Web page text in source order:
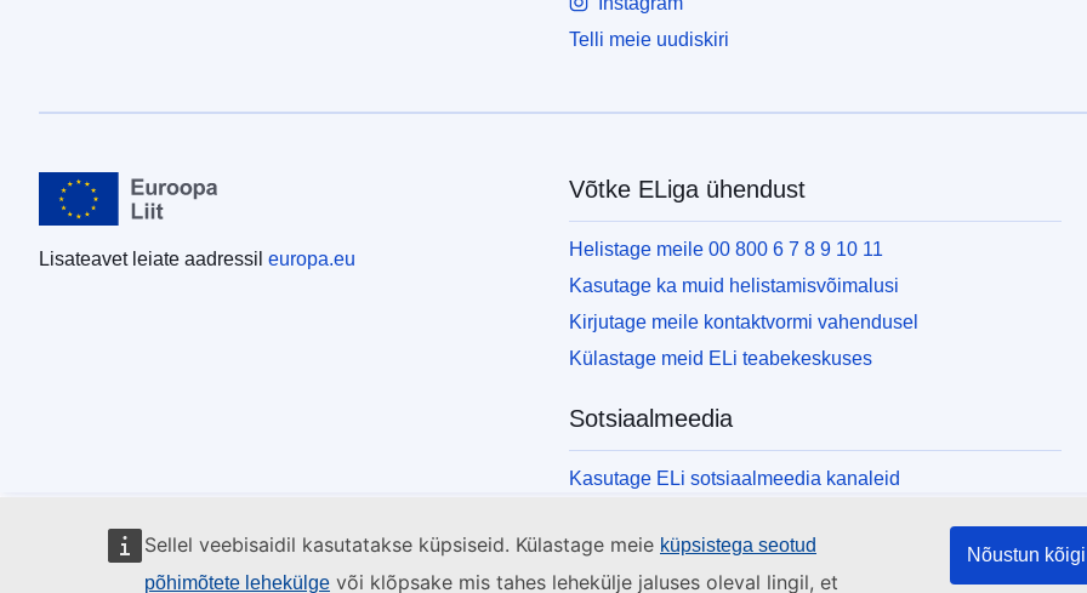
Sellel veebisaidil kasutatakse küpsiseid. Külastage meie küpsistega seotud
põhimõtete lehekülge või klõpsake mis tahes lehekülje jaluses oleval lingil, et
Nõustun
Telli meie uudiskiri
Lisateavet leiate aadressil europa.eu
Võtke ELiga ühendust
Helistage meile 00 800 6 7 8 9 10 11
Kasutage ka muid helistamisvõimalusi
Kirjutage meile kontaktvormi vahendusel
Külastage meid ELi teabekeskuses
Sotsiaalmeedia
Kasutage ELi sotsiaalmeedia kanaleid